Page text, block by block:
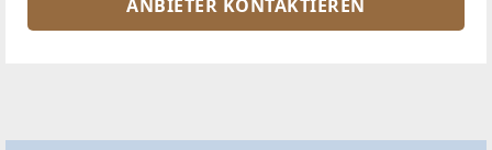
ANBIETER KONTAKTIEREN